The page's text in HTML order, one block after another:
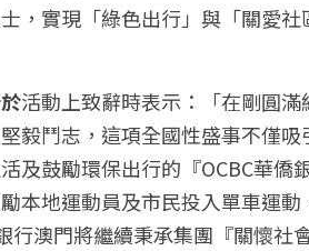
，實現「綠色出行」與「關愛
活動上致辭時表示：「在剛圓滿
毅鬥志，這項全國性盛事不僅
及鼓勵環保出行的『OCBC華僑
本地運動員及市民投入單車運
澳門將繼續秉承集團『關懷社